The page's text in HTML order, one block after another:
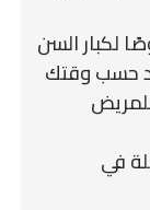
لكبار السن
حسب وقتك
للمريض
في